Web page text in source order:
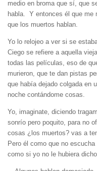
medio en broma que sí, que
habla. Y entonces él que me
que los muertos hablan.
Yo lo relojeo a ver si se
Ciego se refiere a aquella
todas las películas, eso de
murieron, que te dan pistas
que había dejado colgada en
noche contándome cosas.
Yo, imaginate, diciendo
sonrío pero poquito, para no
cosas ¿los muertos? vas a
Pero él como que no
como si yo no le hubiera